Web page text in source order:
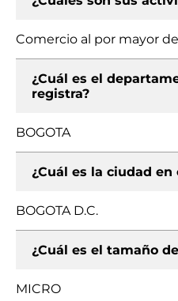
Comercio al por mayor
¿Cuál es el
registra?
BOGOTA
¿Cuál es la ciudad
BOGOTA D.C.
¿Cuál es el tamaño
MICRO